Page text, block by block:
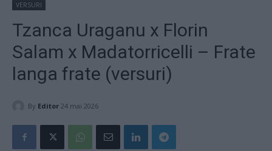
VERSURI
Tzanca Uraganu x Florin
Salam x Madatorricelli – Frate
langa frate (versuri)
By Editor 24 mai 2026